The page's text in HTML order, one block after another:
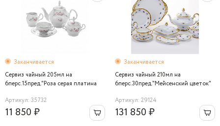
Заканчивается
Сервиз чайный 205мл на
6перс.15пред."Роза серая платина
Артикул: 35732
11 850 ₽
Заканчивается
Сервиз чайный 210мл на
6перс.30пред."Мейсенский цветок"
Артикул: 29124
131 850 ₽